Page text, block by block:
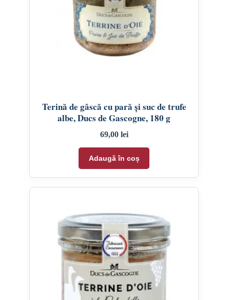
Terină de gâscă cu pară și suc de trufe
albe, Ducs de Gascogne, 180 g
69,00 lei
Adaugă în coș